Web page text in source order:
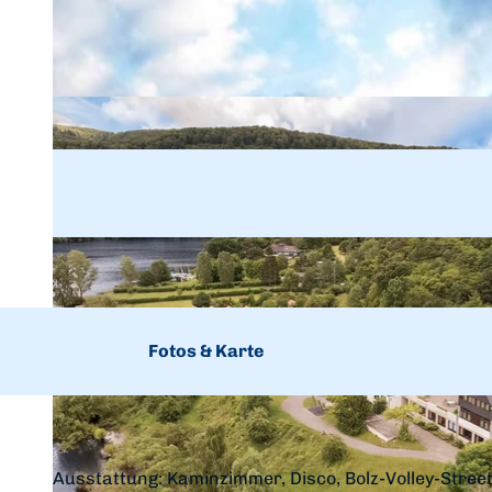
Fotos & Karte
Ausstattung: Kaminzimmer, Disco, Bolz-Volley-